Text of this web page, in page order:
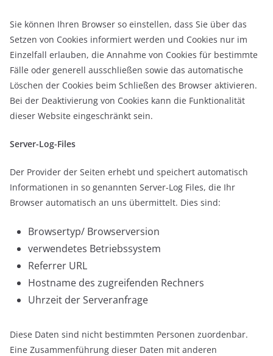
Sie können Ihren Browser so einstellen, dass Sie über das
Setzen von Cookies informiert werden und Cookies nur im
Einzelfall erlauben, die Annahme von Cookies für bestimmte
Fälle oder generell ausschließen sowie das automatische
Löschen der Cookies beim Schließen des Browser aktivieren.
Bei der Deaktivierung von Cookies kann die Funktionalität
dieser Website eingeschränkt sein.
Server-Log-Files
Der Provider der Seiten erhebt und speichert automatisch
Informationen in so genannten Server-Log Files, die Ihr
Browser automatisch an uns übermittelt. Dies sind:
Browsertyp/ Browserversion
verwendetes Betriebssystem
Referrer URL
Hostname des zugreifenden Rechners
Uhrzeit der Serveranfrage
Diese Daten sind nicht bestimmten Personen zuordenbar.
Eine Zusammenführung dieser Daten mit anderen